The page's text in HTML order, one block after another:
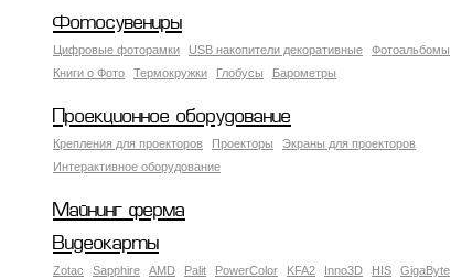
Фотосувениры
Цифровые фоторамки USB накопители декоративные
Фотоальбомы
Книги о Фото
Термокружки Глобусы Барометры
Проекционное оборудование
Крепления для проекторов Проекторы
Экраны для проекторов
Интерактивное оборудование
Майнинг ферма
Видеокарты
Zotac Sapphire AMD Palit PowerColor KFA2 Inno3D HIS GigaByte